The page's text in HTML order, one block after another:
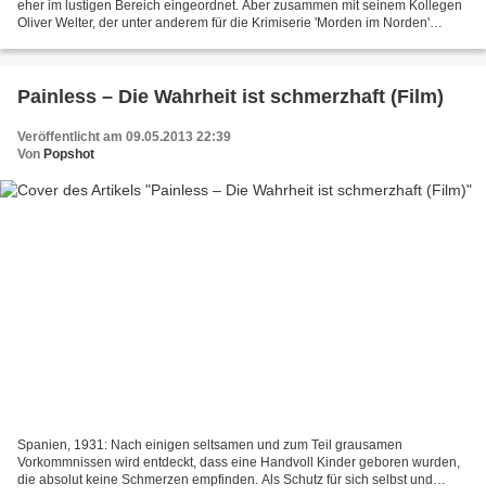
eher im lustigen Bereich eingeordnet. Aber zusammen mit seinem Kollegen
Oliver Welter, der unter anderem für die Krimiserie 'Morden im Norden'
Painless – Die Wahrheit ist schmerzhaft (Film)
Veröffentlicht am 09.05.2013 22:39
Von Popshot
Spanien, 1931: Nach einigen seltsamen und zum Teil grausamen
Vorkommnissen wird entdeckt, dass eine Handvoll Kinder geboren wurden,
die absolut keine Schmerzen empfinden. Als Schutz für sich selbst und